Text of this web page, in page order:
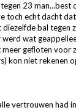
23 man…best
toch echt dacht dat
bal tegen
werd wat
meer gefloten voor
kon niet rekenen
vertrouwen had